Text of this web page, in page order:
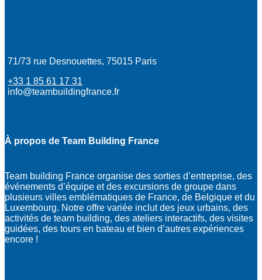
71/73 rue Desnouettes, 75015 Paris
+33 1 85 61 17 31
info@teambuildingfrance.fr
À propos de Team Building France
Team building France organise des sorties d’entreprise, des
événements d’équipe et des excursions de groupe dans
plusieurs villes emblématiques de France, de Belgique et du
Luxembourg. Notre offre variée inclut des jeux urbains, des
activités de team building, des ateliers interactifs, des visites
guidées, des tours en bateau et bien d’autres expériences
encore !